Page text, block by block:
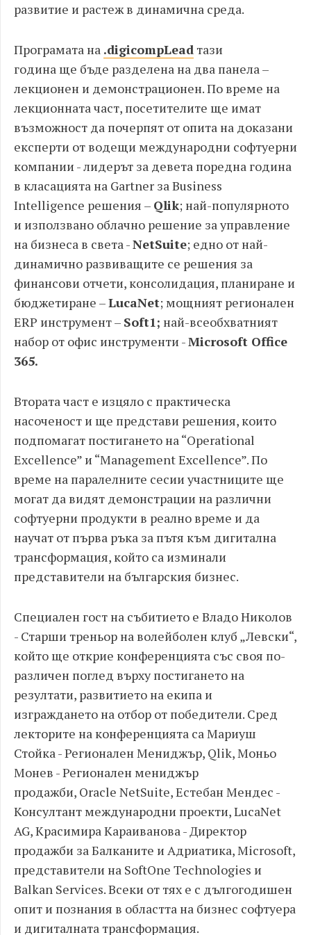
развитие и растеж в динамична среда.
Програмата на .digicompLeadтази
година ще бъде разделена на два панела –
лекционен и демонстрационен. По време на
лекционната част, посетителите ще имат
възможност да почерпят от опита на доказани
експерти от водещи международни софтуерни
компании - лидерът за девета поредна година
в класацията на Gartner за Business
Intelligence решения – Qlik; най-популярното
и използвано облачно решение за управление
на бизнеса в света -NetSuite; едно от най-
динамично развиващите се решения за
финансови отчети, консолидация, планиране и
бюджетиране –LucaNet; мощният регионален
ERP инструмент – Soft1; най-всеобхватният
набор от офис инструменти -Microsoft Office
365.
Втората част е изцяло с практическа
насоченост и ще представи решения, които
подпомагат постигането на “Operational
Excellence” и “Management Excellence”. По
време на паралелните сесии участниците ще
могат да видят демонстрации на различни
софтуерни продукти в реално време и да
научат от първа ръка за пътя към дигитална
трансформация, който са изминали
представители на българския бизнес.
Специален гост на събитието е Владо Николов
- Старши треньор на волейболен клуб „Левски“,
който ще открие конференцията със своя по-
различен поглед върху постигането на
резултати, развитието на екипа и
изграждането на отбор от победители. Сред
лекторите на конференцията са Мариуш
Стойка - Регионален Мениджър, Qlik, Моньо
Монев - Регионален мениджър
продажби, Oracle NetSuite, Естебан Мендес -
Консултант международни проекти, LucaNet
AG, Красимира Караиванова - Директор
продажби за Балканите и Адриатика, Microsoft,
представители на SoftOne Technologies и
Balkan Services. Всеки от тях е с дългогодишен
опит и познания в областта на бизнес софтуера
и дигиталната трансформация.